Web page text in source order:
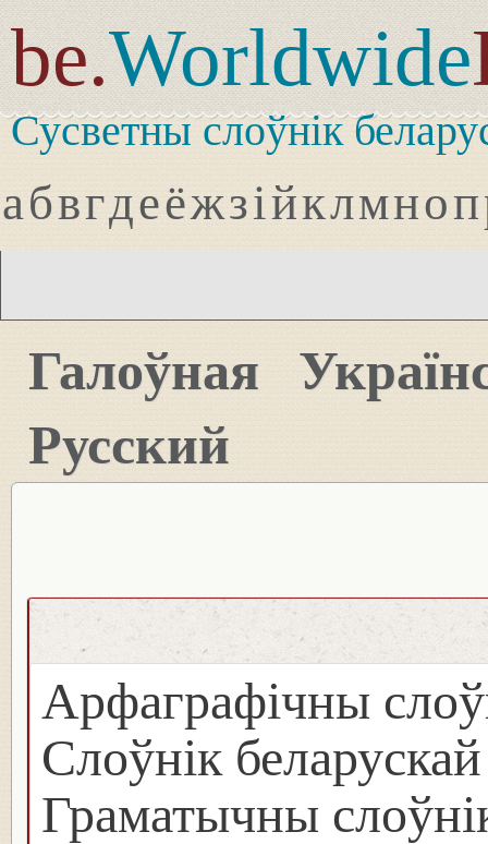
be.Worldwide
Сусветны слоўнік
абвгдеёжзійклмноп
Галоўная
Русский
Арфаграфічны
Слоўнік
Граматычны